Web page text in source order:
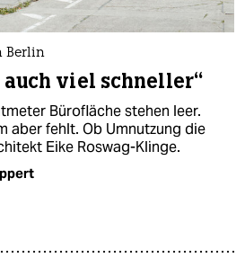
Berlin
auch viel schneller“
Bürofläche stehen leer.
aber fehlt. Ob Umnutzung die
Eike Roswag-Klinge.